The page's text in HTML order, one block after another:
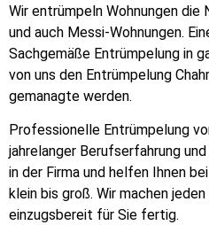
Wir entrümpeln Wohnungen
und auch Messi-Wohnungen.
Sachgemäße Entrümpelung in
von uns den Entrümpelung
gemanagte werden.
Professionelle Entrümpelung
jahrelanger Berufserfahrung
in der Firma und helfen Ihnen
klein bis groß. Wir machen
einzugsbereit für Sie fertig.